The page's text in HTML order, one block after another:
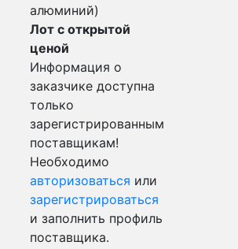
алюминий)
Лот с открытой
ценой
Информация о
заказчике доступна
только
зарегистрированным
поставщикам!
Необходимо
авторизоваться или
зарегистрироваться
и заполнить профиль
поставщика.